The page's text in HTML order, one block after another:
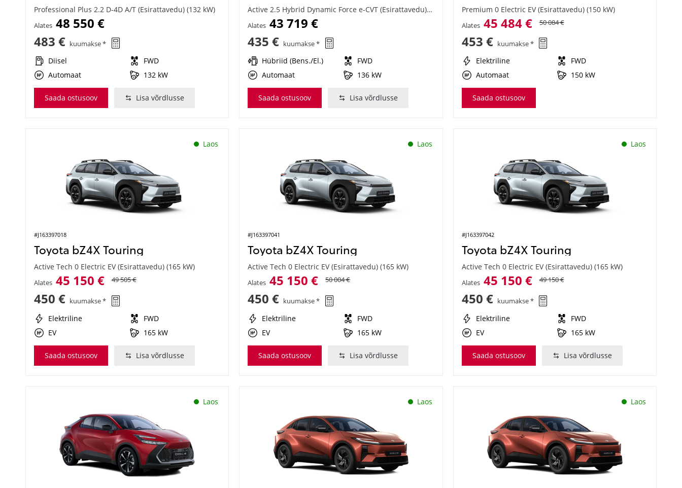
Professional Plus 2.2 D-4D A/T (Esirattavedu) (132 kW)
Alates 48 550 €
483 € kuumakse *
Diisel
FWD
Automaat
132 kW
Saada ostusoov Lisa võrdlusse
Active 2.5 Hybrid Dynamic Force e-CVT (Esirattavedu) (136 kW)
Alates 43 719 €
435 € kuumakse *
Hübriid (Bens./El.)
FWD
Automaat
136 kW
Saada ostusoov Lisa võrdlusse
Premium 0 Electric EV (Esirattavedu) (150 kW)
Alates 45 484 € 50 084 €
453 € kuumakse *
Elektriline
FWD
Automaat
150 kW
Saada ostusoov
Laos
#J163397018
Toyota bZ4X Touring
Active Tech 0 Electric EV (Esirattavedu) (165 kW)
Alates 45 150 € 49 505 €
450 € kuumakse *
Elektriline
FWD
EV
165 kW
Saada ostusoov Lisa võrdlusse
Laos
#J163397041
Toyota bZ4X Touring
Active Tech 0 Electric EV (Esirattavedu) (165 kW)
Alates 45 150 € 50 004 €
450 € kuumakse *
Elektriline
FWD
EV
165 kW
Saada ostusoov Lisa võrdlusse
Laos
#J163397042
Toyota bZ4X Touring
Active Tech 0 Electric EV (Esirattavedu) (165 kW)
Alates 45 150 € 49 150 €
450 € kuumakse *
Elektriline
FWD
EV
165 kW
Saada ostusoov Lisa võrdlusse
Laos Laos Laos